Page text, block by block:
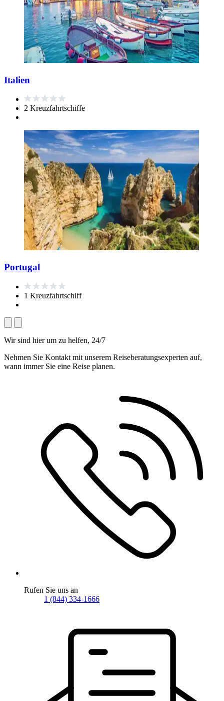
Italien
2 Kreuzfahrtschiffe
Portugal
1 Kreuzfahrtschiff
Wir sind hier um zu helfen, 24/7
Nehmen Sie Kontakt mit unserem Reiseberatungsexperten auf,
wann immer Sie eine Reise planen.
Rufen Sie uns an
1 (844) 334-1666